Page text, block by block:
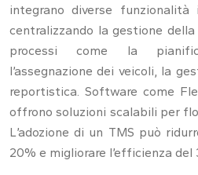
integrano diverse funzionalità
centralizzando la gestione
processi come la
l’assegnazione dei veicoli, la
reportistica. Software come
offrono soluzioni scalabili per
L’adozione di un TMS può
20% e migliorare l’efficienza del